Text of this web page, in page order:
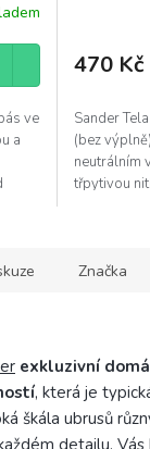
ve
a
470 Kč
Sander
(bez
neutrálním
třpytivou
Značka
exkluzivní
, která je
škála ubrusů